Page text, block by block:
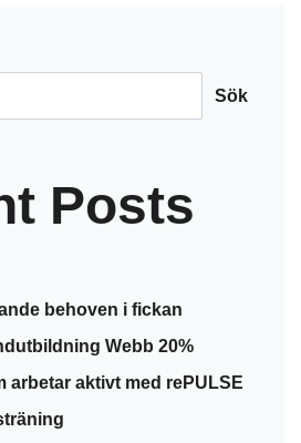
Sök
Posts
behoven i fickan
Webb 20%
arbetar aktivt med rePULSE